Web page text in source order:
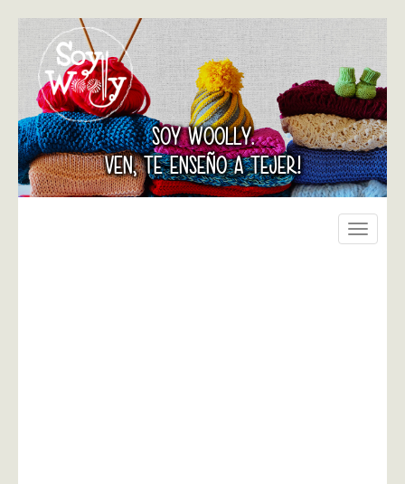
SOY WOOLLY.
VEN, TE ENSEÑO A TEJER!
Toggle